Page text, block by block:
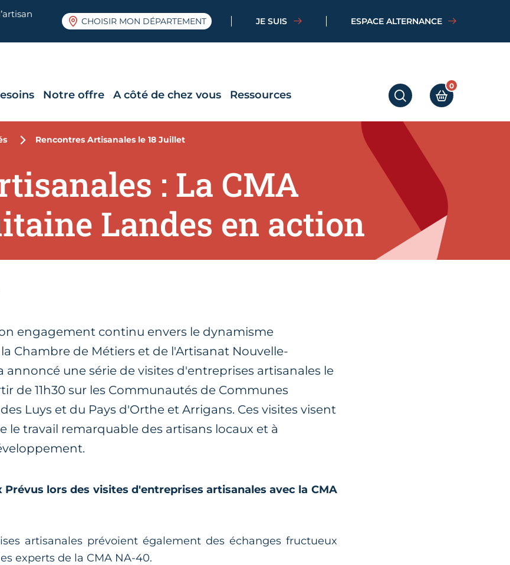
CHOISIR MON DÉPARTEMENT JE SUIS ESPACE ALTERNANCE
RECHERCHERMON PANIER
0
Notre offre A côté de chez vous Ressources
Rencontres Artisanales le 18 Juillet
: La CMA
Landes en action
engagement continu envers le dynamisme
Chambre de Métiers et de l'Artisanat Nouvelle-
annoncé une série de visites d'entreprises artisanales le
de 11h30 sur les Communautés de Communes
Luys et du Pays d'Orthe et Arrigans. Ces visites visent
le travail remarquable des artisans locaux et à
lors des visites d'entreprises artisanales avec la CMA
artisanales prévoient également des échanges fructueux
experts de la CMA NA-40.